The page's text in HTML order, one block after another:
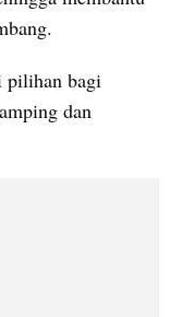
pilihan bagi
dan